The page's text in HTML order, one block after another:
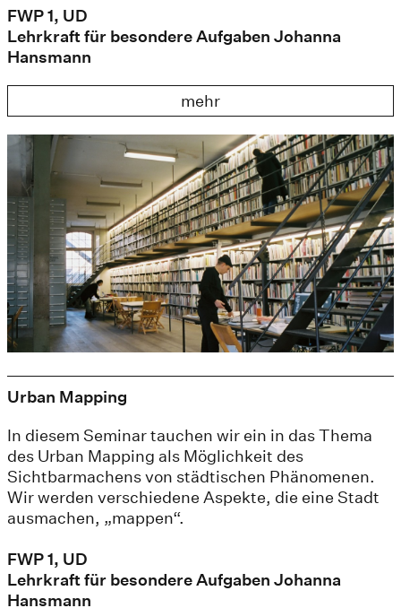
FWP 1, UD
Lehrkraft für besondere Aufgaben Johanna
Hansmann
mehr
Urban Mapping
In diesem Seminar tauchen wir ein in das Thema
des Urban Mapping als Möglichkeit des
Sichtbarmachens von städtischen Phänomenen.
Wir werden verschiedene Aspekte, die eine Stadt
ausmachen, „mappen“.
FWP 1, UD
Lehrkraft für besondere Aufgaben Johanna
Hansmann